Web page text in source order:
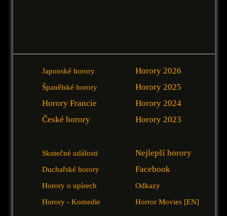
Japonské horory
Španělské horory
Horory Francie
České horory
Horory 2026
Horory 2025
Horory 2024
Horory 2023
Skutečné události
Duchařské horory
Horory o upírech
Horory - Komedie
Nejlepší horory
Facebook
Odkazy
Horror Movies [EN]